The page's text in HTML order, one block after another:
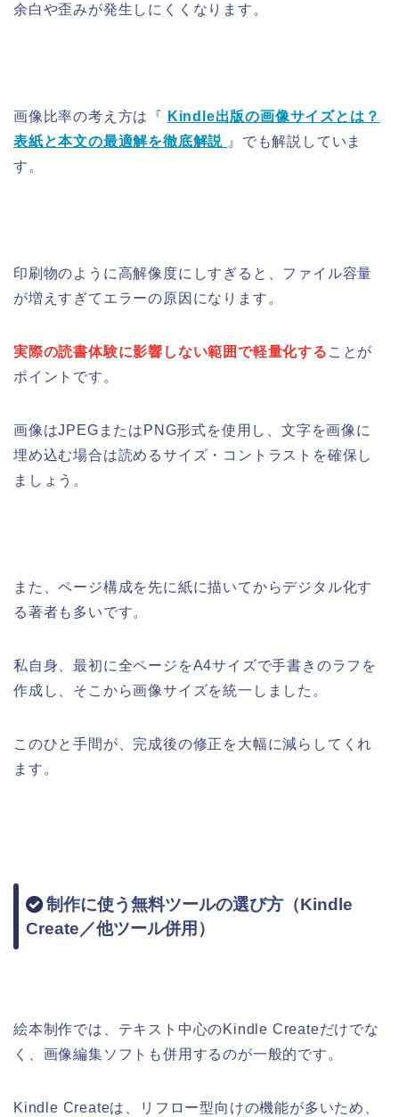
余白や歪みが発生しにくくなります。
画像比率の考え方は『 Kindle出版の画像サイズとは？
表紙と本文の最適解を徹底解説 』でも解説していま
す。
印刷物のように高解像度にしすぎると、ファイル容量
が増えすぎてエラーの原因になります。
実際の読書体験に影響しない範囲で軽量化する ことが
ポイントです。
画像はJPEGまたはPNG形式を使用し、文字を画像に
埋め込む場合は読めるサイズ・コントラストを確保し
ましょう。
また、ページ構成を先に紙に描いてからデジタル化す
る著者も多いです。
私自身、最初に全ページをA4サイズで手書きのラフを
作成し、そこから画像サイズを統一しました。
このひと手間が、完成後の修正を大幅に減らしてくれ
ます。
制作に使う無料ツールの選び方（Kindle
Create／他ツール併用）
絵本制作では、テキスト中心のKindle Createだけでな
く、画像編集ソフトも併用するのが一般的です。
Kindle Createは、リフロー型向けの機能が多いため、